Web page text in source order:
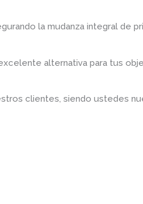
la mudanza integral de
alternativa para tus
clientes, siendo ustedes